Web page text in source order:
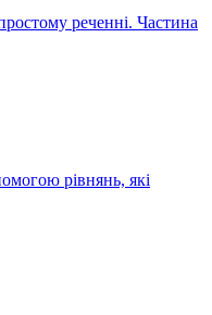
реченні. Частина
рівнянь, які